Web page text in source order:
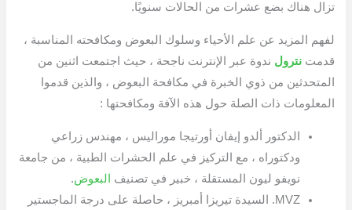
تزال هناك بضع عشرات من الحالات سنويًا.
لفهم المزيد عن علم الأحياء وسلوك البعوض ومكافحته المناسبة ،
قدمتنترول ندوة عبر الإنترنت ناجحة ، حيث اجتمعت اثنين من
المتحدثين من ذوي الخبرة في مكافحة البعوض ، والذين قدموا
المعلومات ذات الصلة حول هذه الآفة ومكافحتها :
الدكتور ألدو إيفان أورتيجا موراليس ، مهندس زراعي
ودكتوراه ، مع التركيز في علم الحشرات الطبية ، من جامعة
نويفو ليون المستقلة ، خبير في تصنيف البعوض.
MVZ. السيدة تيريزا أمبريز ، حاصلة على درجة الماجستير